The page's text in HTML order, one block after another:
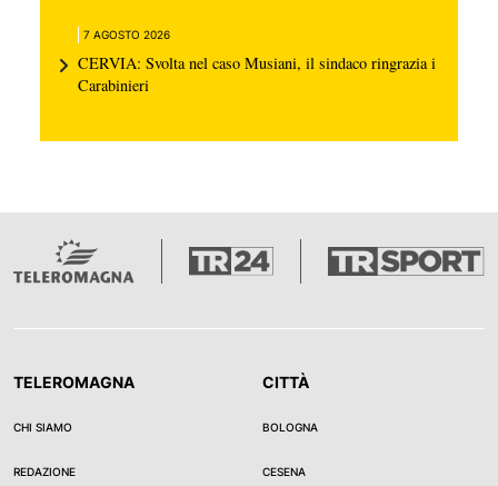
7 AGOSTO 2026
CERVIA: Svolta nel caso Musiani, il sindaco ringrazia i
Carabinieri
TELEROMAGNA
CHI SIAMO
REDAZIONE
CITTÀ
BOLOGNA
CESENA